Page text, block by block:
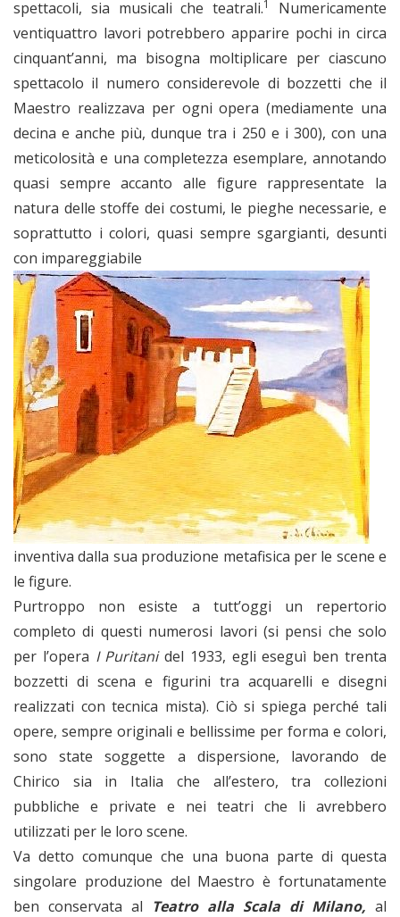
spettacoli, sia musicali che teatrali.1
Numericamente
ventiquattro lavori potrebbero apparire pochi in circa
cinquant’anni, ma bisogna moltiplicare per ciascuno
spettacolo il numero considerevole di bozzetti che il
Maestro realizzava per ogni opera (mediamente una
decina e anche più, dunque tra i 250 e i 300), con una
meticolosità e una completezza esemplare, annotando
quasi sempre accanto alle figure rappresentate la
natura delle stoffe dei costumi, le pieghe necessarie, e
soprattutto i colori, quasi sempre sgargianti, desunti
con impareggiabile
inventiva dalla sua produzione metafisica per le scene e
le figure.
Purtroppo non esiste a tutt’oggi un repertorio
completo di questi numerosi lavori (si pensi che solo
per l’opera I Puritanidel 1933, egli eseguì ben trenta
bozzetti di scena e figurini tra acquarelli e disegni
realizzati con tecnica mista). Ciò si spiega perché tali
opere, sempre originali e bellissime per forma e colori,
sono state soggette a dispersione, lavorando de
Chirico sia in Italia che all’estero, tra collezioni
pubbliche e private e nei teatri che li avrebbero
utilizzati per le loro scene.
Va detto comunque che una buona parte di questa
singolare produzione del Maestro è fortunatamente
ben conservata al Teatro alla Scala di Milano, al